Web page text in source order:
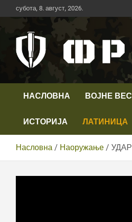
Скип
то
субота, 8. август, 2026.
НАСЛОВНА ВОЈНЕ
ИСТОРИЈА ЛАТИНИЦА
Насловна Наоружање